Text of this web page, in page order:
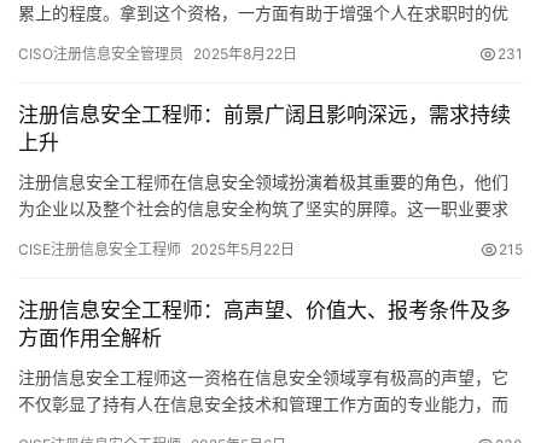
累上的程度。拿到这个资格，一方面有助于增强个人在求职时的优
CISO注册信息安全管理员 2025年8月22日 231
注册信息安全工程师：前景广阔且影响深远，需求持续
上升
注册信息安全工程师在信息安全领域扮演着极其重要的角色，他们
为企业以及整个社会的信息安全构筑了坚实的屏障。这一职业要求
宽广
CISE注册信息安全工程师 2025年5月22日 215
注册信息安全工程师：高声望、价值大、报考条件及多
方面作用全解析
注册信息安全工程师这一资格在信息安全领域享有极高的声望，它
不仅彰显了持有人在信息安全技术和管理工作方面的专业能力，而